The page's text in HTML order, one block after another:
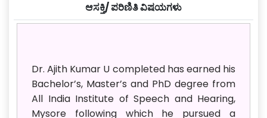
ಆಸಕ್ತಿ/ ಪರಿಣಿತಿ ವಿಷಯಗಳು
Dr. Ajith Kumar U completed has earned his
Bachelor’s, Master’s and PhD degree from
All India Institute of Speech and Hearing,
Mysore following which he pursued a